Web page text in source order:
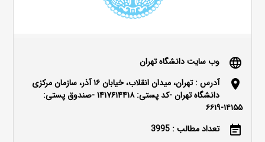
language وب سایت دانشگاه تهران
location_on
آدرس : تهران، میدان انقلاب، خیابان ۱۶ آذر، سازمان مرکزی
دانشگاه تهران -کد پستی: ۱۴۱۷۶۱۴۴۱۸ -صندوق پستی:
۱۴۱۵۵-۶۶۱۹
event_note تعداد مطالب : 3995